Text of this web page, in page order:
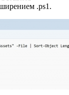
.ps1.